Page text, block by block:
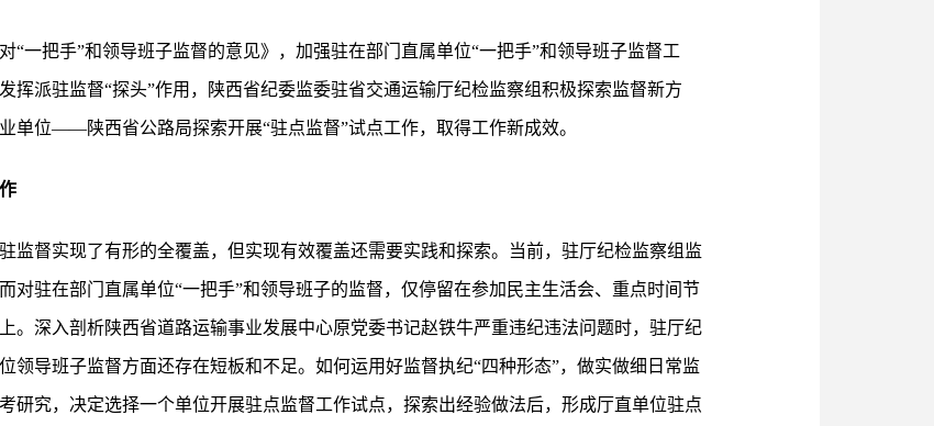
“一把手”和领导班子监督的意见》，加强驻在部门直属单位“一把手”和领导班子监督工
挥派驻监督“探头”作用，陕西省纪委监委驻省交通运输厅纪检监察组积极探索监督新方
单位——陕西省公路局探索开展“驻点监督”试点工作，取得工作新成效。
监督实现了有形的全覆盖，但实现有效覆盖还需要实践和探索。当前，驻厅纪检监察组监
对驻在部门直属单位“一把手”和领导班子的监督，仅停留在参加民主生活会、重点时间节
。深入剖析陕西省道路运输事业发展中心原党委书记赵铁牛严重违纪违法问题时，驻厅纪
领导班子监督方面还存在短板和不足。如何运用好监督执纪“四种形态”，做实做细日常监
研究，决定选择一个单位开展驻点监督工作试点，探索出经验做法后，形成厅直单位驻点